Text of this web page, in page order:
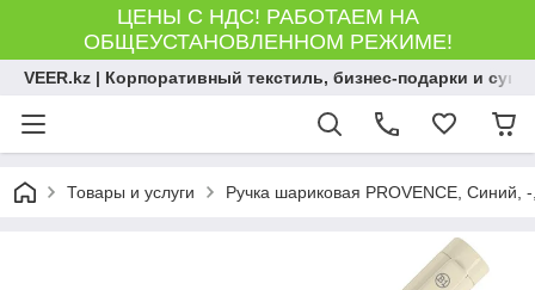
ЦЕНЫ С НДС! РАБОТАЕМ НА
ОБЩЕУСТАНОВЛЕННОМ РЕЖИМЕ!
VEER.kz | Корпоративный текстиль, бизнес-подарки и
Товары и услуги Ручка шариковая PROVENCE, Синий,